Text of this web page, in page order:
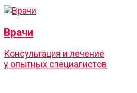
Врачи
Консультация и лечение
у опытных специалистов